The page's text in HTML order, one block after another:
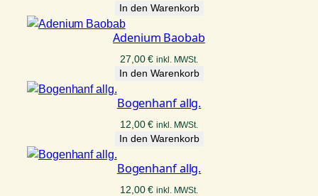
In den Warenkorb
Adenium Baobab
27,00€ inkl. MWSt.
In den Warenkorb
Bogenhanf allg.
12,00€ inkl. MWSt.
In den Warenkorb
Bogenhanf allg.
12,00€ inkl. MWSt.